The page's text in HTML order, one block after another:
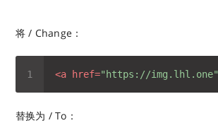
将 / Change：
<a href="https://img.lhl.one"
替换为 / To：